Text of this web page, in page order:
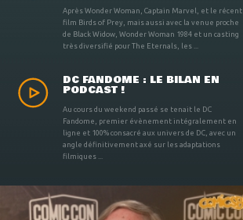
Après Wonder Woman, Captain Marvel, et le récent
film Birds of Prey, mais aussi avec la venue proche
de Black Widow, Wonder Woman 1984 et un casting
très diversifié pour The Eternals, les ...
DC FANDOME : LE BILAN EN
PODCAST !
Au cours du weekend passé se tenait le DC
Fandome, premier évènement intégralement en
ligne et 100% consacré aux univers de DC, avec un
angle définitivement axé sur les adaptations
filmiques ...